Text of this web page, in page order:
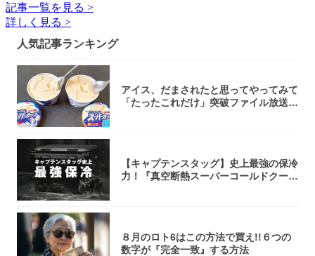
記事一覧を見る >
詳しく見る >
人気記事ランキング
アイス、だまされたと思ってやってみて
「たったこれだけ」突破ファイル放送で
【キャプテンスタッグ】史上最強の保冷
力！『真空断熱スーパーコールドクーラ
８月のロト6はこの方法で買え!!６つの
数字が『完全一致』する方法